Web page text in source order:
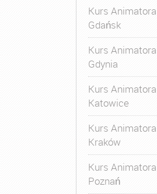
Kurs
Gdańsk
Kurs
Gdynia
Kurs
Katowice
Kurs
Kraków
Kurs
Poznań